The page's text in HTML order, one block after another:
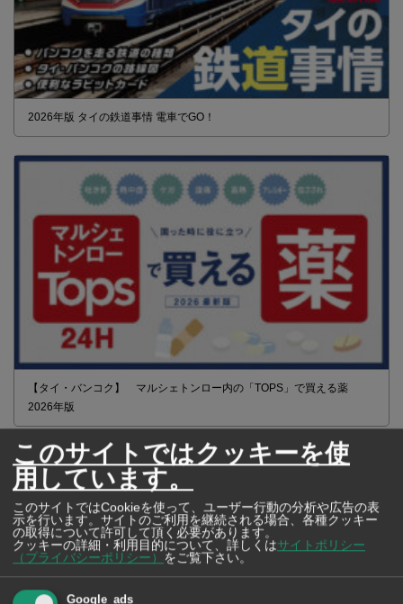
2026年版 タイの鉄道事情 電車でGO！
【タイ・バンコク】 マルシェトンロー内の「TOPS」で買える薬
2026年版
ク】 コンビニ（セ
ブンイレブン）で買
える薬 2026年版
このサイトではクッキーを使
用しています。
このサイトではCookieを使って、ユーザー行動の分析や広告の表
示を行います。サイトのご利用を継続される場合、各種クッキー
の取得について許可して頂く必要があります。
クッキーの詳細・利用目的について、詳しくはサイトポリシー
（プライバシーポリシー）
をご覧下さい。
Google_ads